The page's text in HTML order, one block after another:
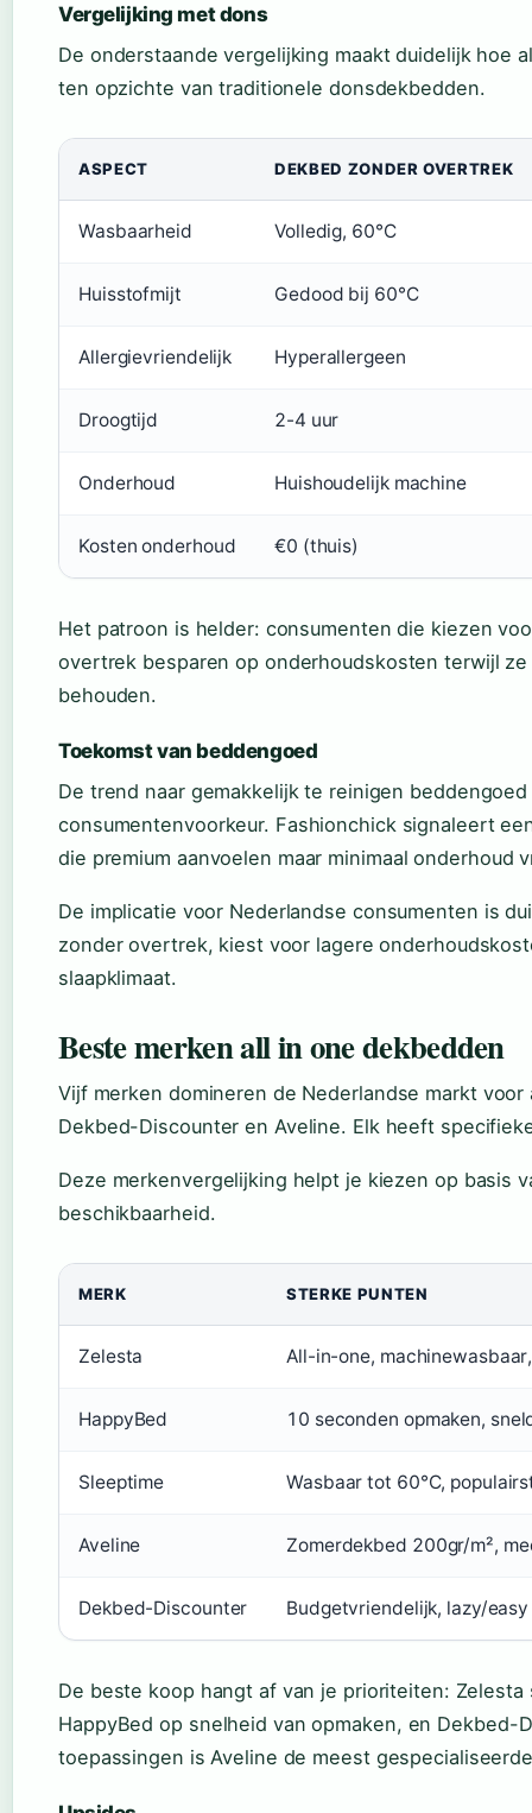
Vergelijking met dons
De onderstaande vergelijking maakt duidelijk hoe
ten opzichte van traditionele donsdekbedden.
ASPECT DEKBED ZONDER OVERTREK
Wasbaarheid Volledig, 60°C
Huisstofmijt Gedood bij 60°C
Allergievriendelijk Hyperallergeen
Droogtijd 2-4 uur
Onderhoud Huishoudelijk machine
Kosten onderhoud €0 (thuis)
Het patroon is helder: consumenten die kiezen
overtrek besparen op onderhoudskosten terwijl
behouden.
Toekomst van beddengoed
De trend naar gemakkelijk te reinigen
consumentenvoorkeur. Fashionchick signaleert
die premium aanvoelen maar minimaal
De implicatie voor Nederlandse consumenten is
zonder overtrek, kiest voor lagere
slaapklimaat.
Beste merken all in one dekbedden
Vijf merken domineren de Nederlandse markt
Dekbed-Discounter en Aveline. Elk heeft
Deze merkenvergelijking helpt je kiezen op basis
beschikbaarheid.
MERK STERKE PUNTEN
Zelesta All-in-one,
HappyBed 10 seconden opmaken,
Sleeptime Wasbaar tot 60°C,
Aveline Zomerdekbed 200gr/m²,
Dekbed-Discounter Budgetvriendelijk, lazy/
De beste koop hangt af van je prioriteiten:
HappyBed op snelheid van opmaken, en
toepassingen is Aveline de meest